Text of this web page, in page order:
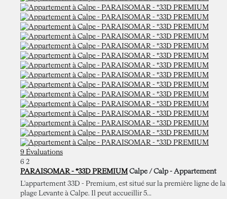
9 Évaluations
6 2
PARAISOMAR - *33D PREMIUM Calpe / Calp - Appartement
L'appartement 33D - Premium, est situé sur la première ligne de la
plage Levante à Calpe. Il peut accueillir 5...